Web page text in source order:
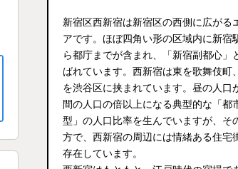
新宿区西新宿は新宿区の西側に広がる
アです。ほぼ四角い形の区域内に新宿
ら都庁までが含まれ、「新宿副都心」
ばれています。西新宿は東を歌舞伎町
を渋谷区に挟まれています。昼の人口
間の人口の倍以上になる典型的な「都
型」の人口比率を生んでいますが、そ
方で、西新宿の周辺には情緒ある住宅
存在しています。